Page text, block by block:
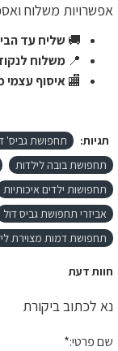
אפשרויות משלוח
🚚 שליח עד
📍 משלוח
🏬איסוף עצמי
תגיות: תחפושת גביס'
תחפושת בובה לילדות
תחפושות ילדים איכותיות
אביזרי תחפושת גביס דול
תחפושת דמות מצוירת
חוות דעת
נא לכתוב ביקורת
שם פרטי: